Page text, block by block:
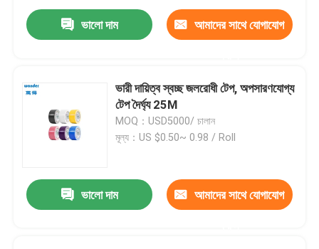
ভালো দাম আমাদের সাথে যোগাযোগ
ভারী দায়িত্ব স্বচ্ছ জলরোধী টেপ, অপসারণযোগ্য
টেপ দৈর্ঘ্য 25M
MOQ：USD5000/ চালান
মূল্য：US $0.50~ 0.98 / Roll
ভালো দাম আমাদের সাথে যোগাযোগ